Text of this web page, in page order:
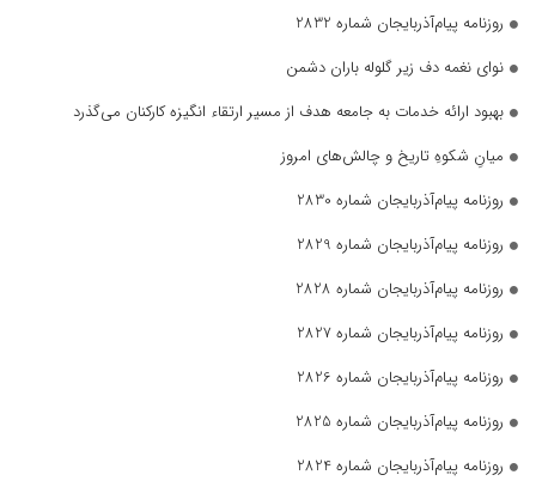
روزنامه پیام‌آذربایجان شماره 2832
نوای نغمه دف زیر گلوله باران دشمن
بهبود ارائه خدمات به جامعه هدف از مسیر ارتقاء انگیزه کارکنان می‌گذرد
میانِ شکوهِ تاریخ و چالش‌های امروز
روزنامه پیام‌آذربایجان شماره 2830
روزنامه پیام‌آذربایجان شماره 2829
روزنامه پیام‌آذربایجان شماره 2828
روزنامه پیام‌آذربایجان شماره 2827
روزنامه پیام‌آذربایجان شماره 2826
روزنامه پیام‌آذربایجان شماره 2825
روزنامه پیام‌آذربایجان شماره 2824